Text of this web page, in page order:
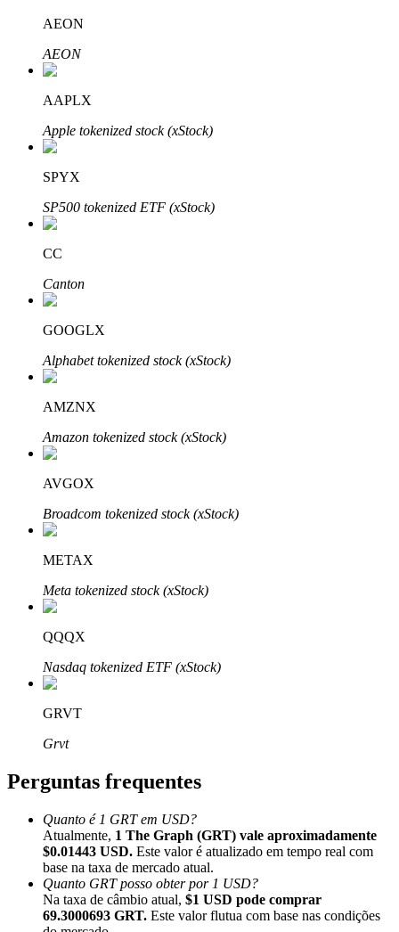
Investimento Automático
Aprenda a apostar
Aprenda como ganhar renda passiva
Bitrue
AI
Parceiros Bitrue
Afiliados Bitrue
Até 65% de comissões!
Indicação
AEON
AEON
AAPLX
Apple tokenized stock (xStock)
SPYX
SP500 tokenized ETF (xStock)
CC
Canton
GOOGLX
Alphabet tokenized stock (xStock)
AMZNX
Amazon tokenized stock (xStock)
AVGOX
Broadcom tokenized stock (xStock)
METAX
Meta tokenized stock (xStock)
QQQX
Nasdaq tokenized ETF (xStock)
GRVT
Grvt
Perguntas frequentes
Quanto é 1 GRT em USD?
Atualmente, 1 The Graph (GRT) vale aproximadamente
$0.01443 USD. Este valor é atualizado em tempo real com
base na taxa de mercado atual.
Quanto GRT posso obter por 1 USD?
Na taxa de câmbio atual, $1 USD pode comprar
69.3000693 GRT. Este valor flutua com base nas condições